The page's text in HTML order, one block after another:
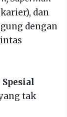
dan
dengan
tak